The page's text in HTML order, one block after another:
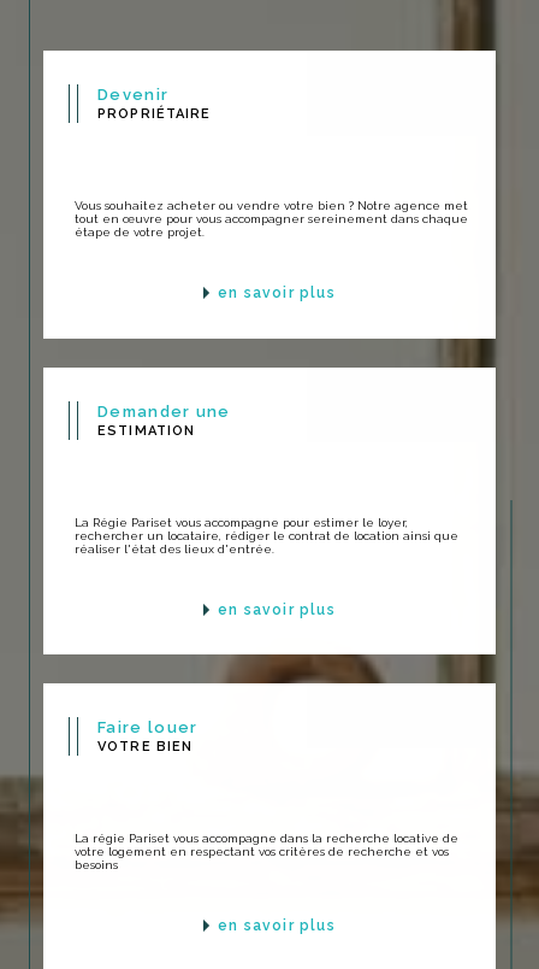
Devenir
PROPRIÉTAIRE
Vous souhaitez acheter ou vendre votre bien ? Notre agence met
tout en œuvre pour vous accompagner sereinement dans chaque
étape de votre projet.
en savoir plus
Demander une
ESTIMATION
La Régie Pariset vous accompagne pour estimer le loyer,
rechercher un locataire, rédiger le contrat de location ainsi que
réaliser l'état des lieux d'entrée.
en savoir plus
Faire louer
VOTRE BIEN
La régie Pariset vous accompagne dans la recherche locative de
votre logement en respectant vos critères de recherche et vos
besoins
en savoir plus